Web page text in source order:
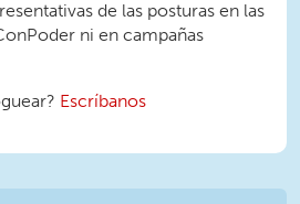
de las posturas en las
ni en campañas
Escríbanos